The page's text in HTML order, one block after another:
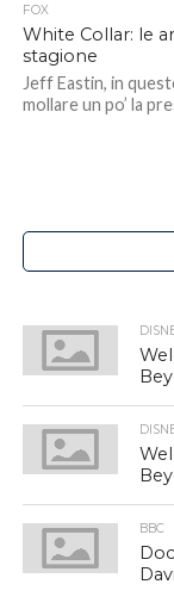
FOX
White Collar: le
stagione
Jeff Eastin, in
mollare un po’ la
BBC